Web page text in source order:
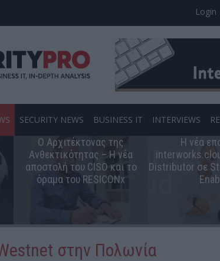
Login
SECURITY NEWS BUSINESS IT INTERVIEWS
Ο Αρχιτέκτονας της
Ανθεκτικότητας – Η νέα
αποστολή του CISO και το
όραμα του RESICONx
Η νέα
Distributor σε
στην Πολωνία